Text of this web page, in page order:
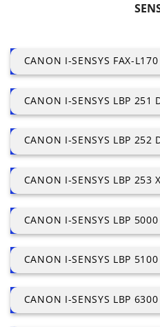
CANON I-SENSYS FAX-L170
CANON I-SENSYS LBP 251
CANON I-SENSYS LBP 252
CANON I-SENSYS LBP 253 X
CANON I-SENSYS LBP 5000
CANON I-SENSYS LBP 5100
CANON I-SENSYS LBP